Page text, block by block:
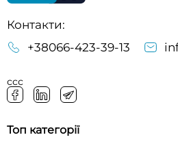
Контакти:
+38066-423-39-13
ссс
Топ категорії